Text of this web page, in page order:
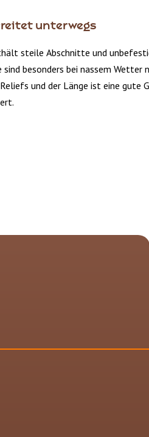
unterwegs
steile Abschnitte und
sind besonders bei nassem Wetter
und der Länge ist eine gute